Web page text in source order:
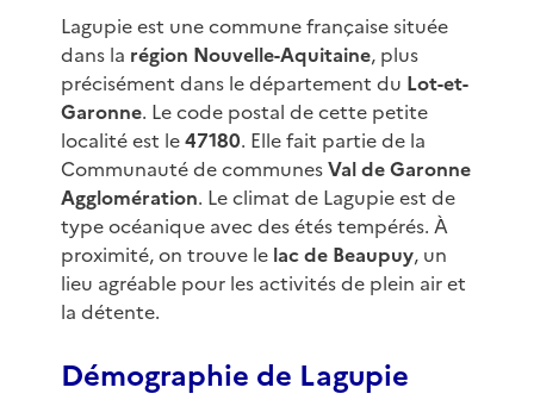
Lagupie est une commune française située
dans la région Nouvelle-Aquitaine, plus
précisément dans le département du Lot-et-
Garonne. Le code postal de cette petite
localité est le47180. Elle fait partie de la
Communauté de communesVal de Garonne
Agglomération. Le climat de Lagupie est de
type océanique avec des étés tempérés. À
proximité, on trouve le lac de Beaupuy, un
lieu agréable pour les activités de plein air et
la détente.
Démographie de Lagupie